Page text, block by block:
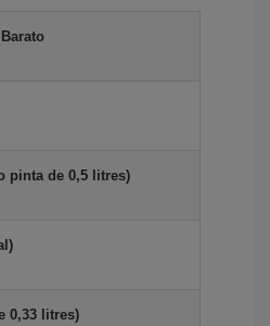
pinta de 0,5 litres)
0,33 litres)